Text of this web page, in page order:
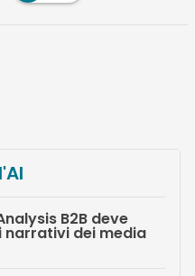
B2B deve
dei media